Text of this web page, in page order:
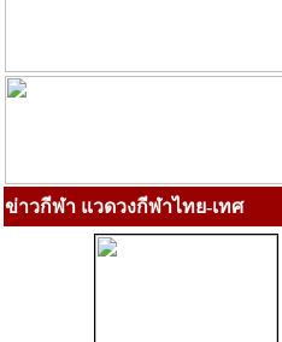
ข่าวกีฬา แวดวงกีฬาไทย-เทศ